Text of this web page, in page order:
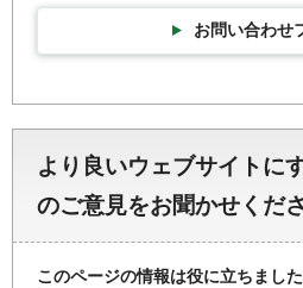
お問い合わせ
より良いウェブサイトに
のご意見をお聞かせくだ
このページの情報は役に立ちまし